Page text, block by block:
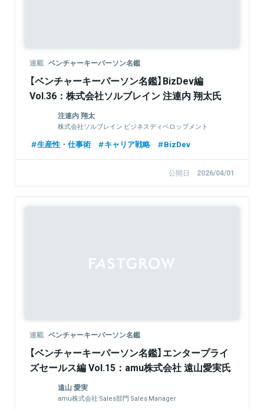
連載 ベンチャーキーパーソン名鑑
【ベンチャーキーパーソン名鑑】BizDev編
Vol.36：株式会社ソルブレイン 注連内 翔太氏
注連内 翔太
株式会社ソルブレイン ビジネスディベロップメント
生産性・仕事術 キャリア戦略 BizDev
公開日 2026/04/01
連載 ベンチャーキーパーソン名鑑
【ベンチャーキーパーソン名鑑】エンタープライ
ズセールス編 Vol.15：amu株式会社 遠山愛実氏
遠山 愛実
amu株式会社 Sales部門 Sales Manager